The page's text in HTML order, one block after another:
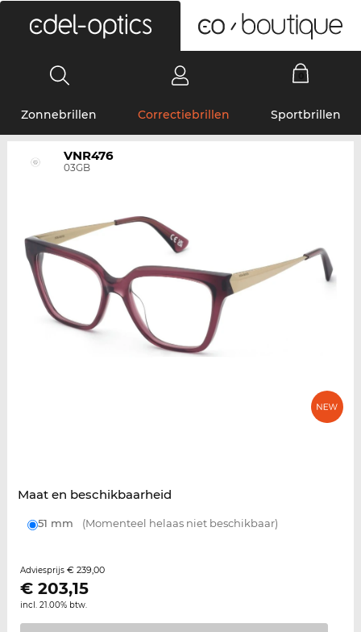
Zonnebrillen Correctiebrillen Sportbrillen
VNR476
03GB
Maat en beschikbaarheid
51 mm (Momenteel helaas niet beschikbaar)
Adviesprijs € 239,00
€ 203,15
incl. 21.00% btw.